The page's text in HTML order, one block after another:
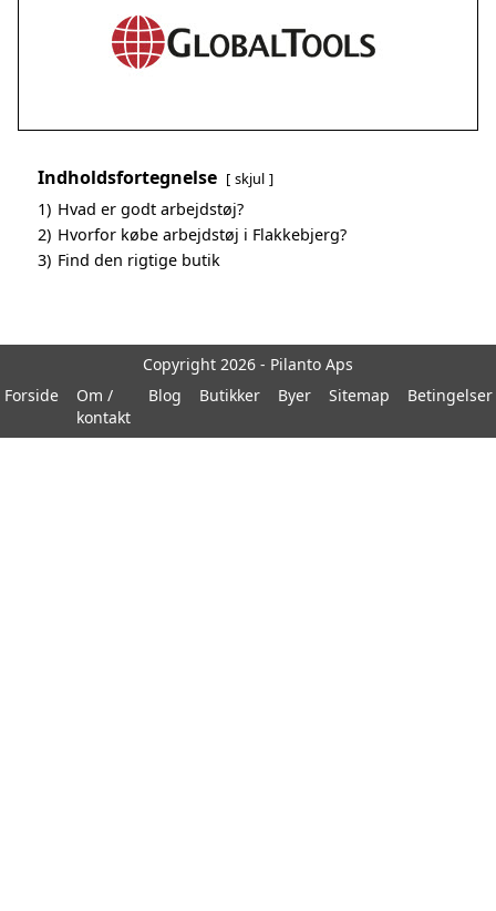
Indholdsfortegnelse skjul
1) Hvad er godt arbejdstøj?
2) Hvorfor købe arbejdstøj i Flakkebjerg?
3) Find den rigtige butik
Copyright 2026 - Pilanto Aps
Forside
Om /
kontakt
Blog Butikker Byer Sitemap Betingelser